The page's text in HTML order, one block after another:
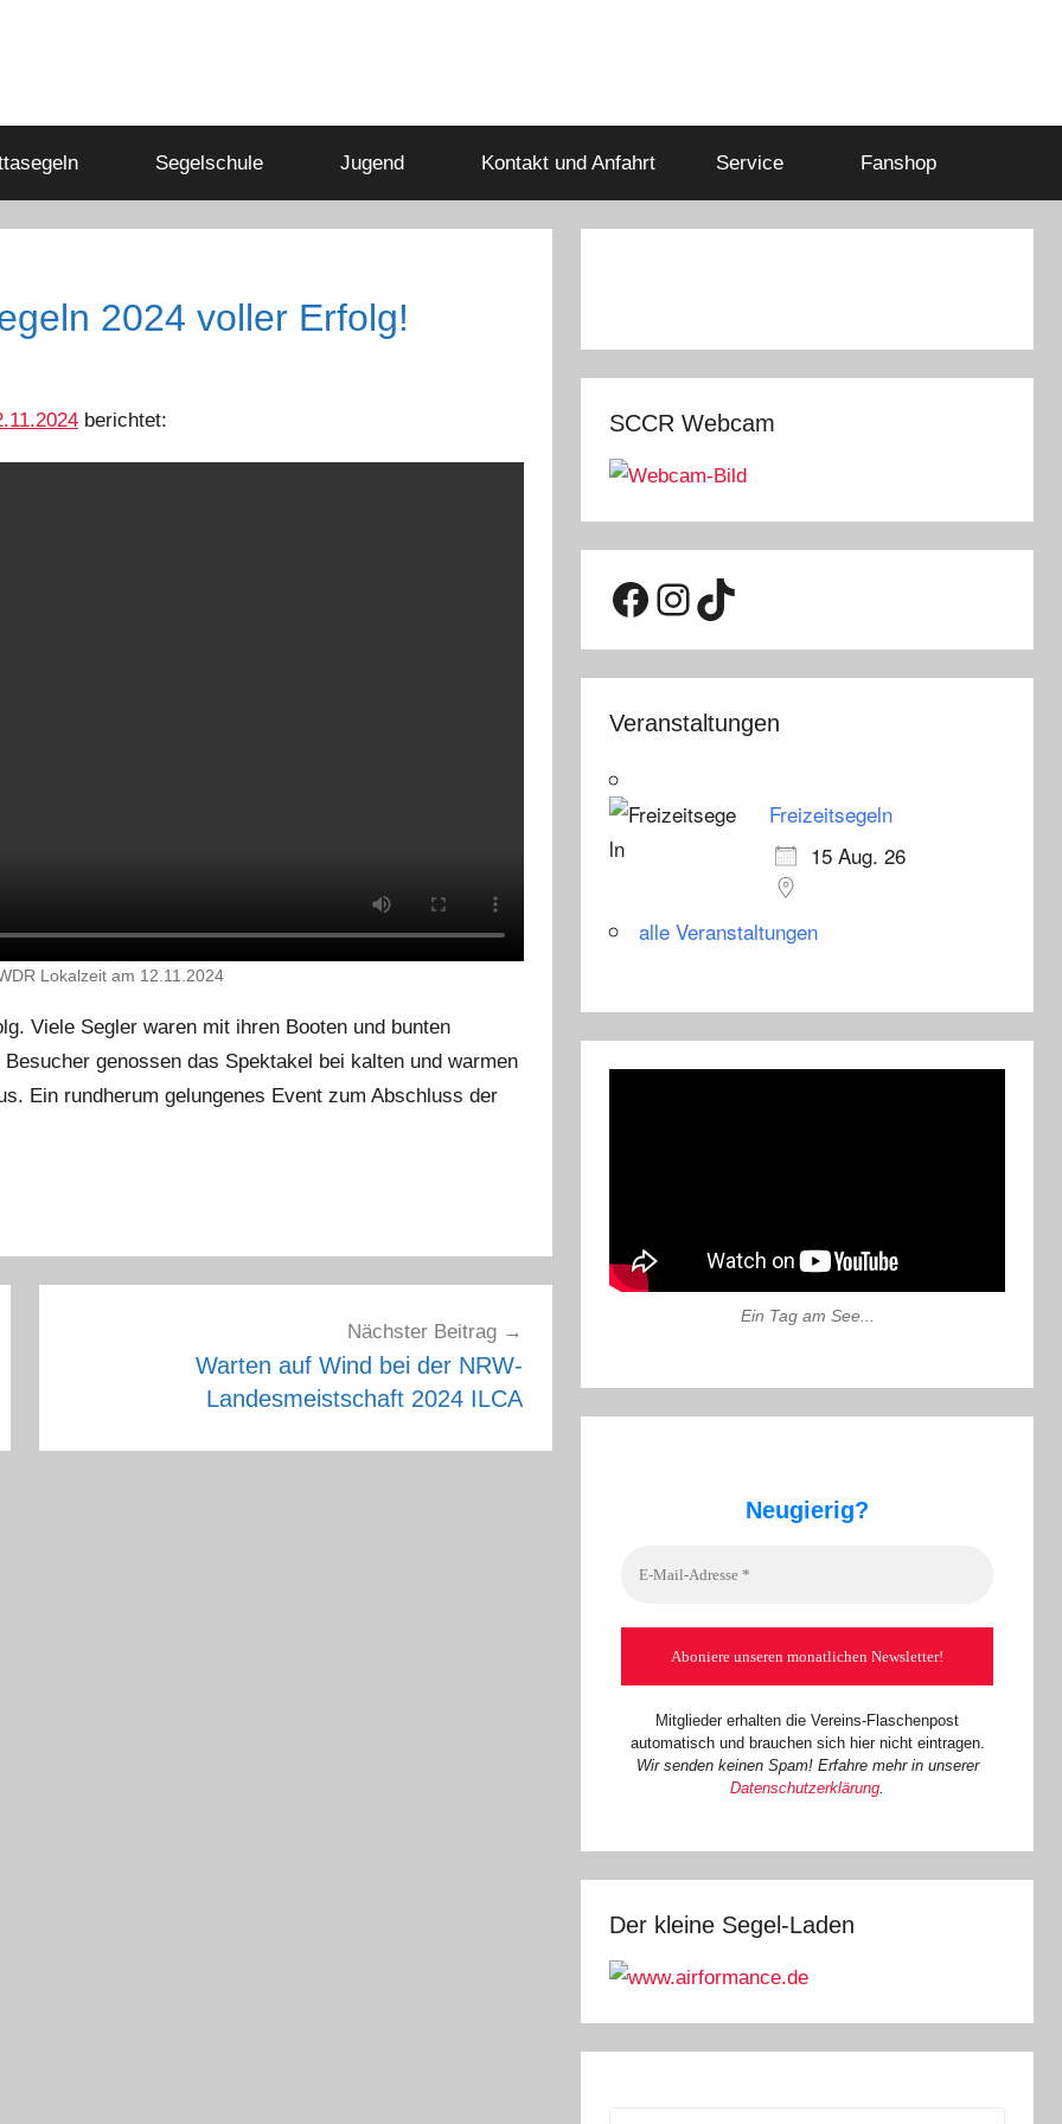
Segelschule Jugend Kontakt und Anfahrt Service Fanshop
2024 voller Erfolg!
berichtet:
Lokalzeit am 12.11.2024
Viele Segler waren mit ihren Booten und bunten
genossen das Spektakel bei kalten und warmen
Ein rundherum gelungenes Event zum Abschluss der
Nächster Beitrag
Warten auf Wind bei der NRW-
Landesmeistschaft 2024 ILCA
SCCR Webcam
Facebook
Instagram
TikTok
Veranstaltungen
Freizeitsegeln
15 Aug. 26
alle Veranstaltungen
Ein Tag am See...
Neugierig?
Mitglieder erhalten die Vereins-Flaschenpost
automatisch und brauchen sich hier nicht eintragen.
Wir senden keinen Spam! Erfahre mehr in unserer
Datenschutzerklärung.
Der kleine Segel-Laden